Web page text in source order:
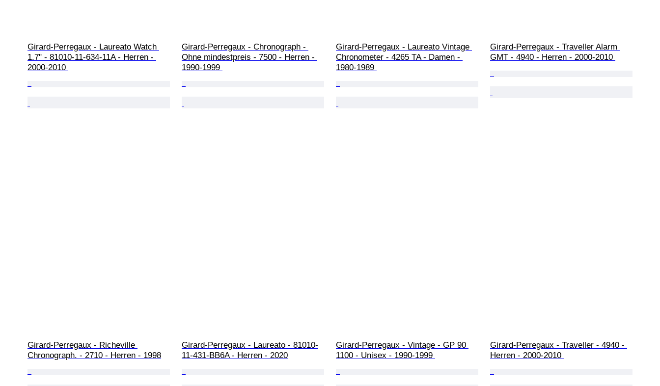
Girard-Perregaux - Laureato Watch
1.7" - 81010-11-634-11A - Herren -
2000-2010
Girard-Perregaux - Chronograph -
Ohne mindestpreis - 7500 - Herren -
1990-1999
Girard-Perregaux - Laureato Vintage
Chronometer - 4265 TA - Damen -
1980-1989
Girard-Perregaux - Traveller Alarm
GMT - 4940 - Herren - 2000-2010
Girard-Perregaux - Richeville
Chronograph. - 2710 - Herren - 1998
Girard-Perregaux - Laureato - 81010-
11-431-BB6A - Herren - 2020
Girard-Perregaux - Vintage - GP 90
1100 - Unisex - 1990-1999
Girard-Perregaux - Traveller - 4940 -
Herren - 2000-2010